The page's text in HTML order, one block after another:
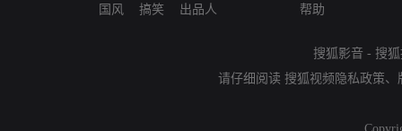
国风
搞笑
出品人
帮助
搜狐影音 - 搜
请仔细阅读 搜狐视频隐私政策、